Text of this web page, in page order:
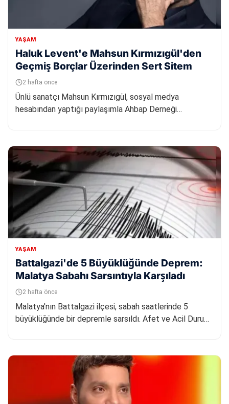
YAŞAM
Haluk Levent'e Mahsun Kırmızıgül'den
Geçmiş Borçlar Üzerinden Sert Sitem
2 hafta önce
Ünlü sanatçı Mahsun Kırmızıgül, sosyal medya
hesabından yaptığı paylaşımla Ahbap Derneği
YAŞAM
Battalgazi'de 5 Büyüklüğünde Deprem:
Malatya Sabahı Sarsıntıyla Karşıladı
2 hafta önce
Malatya'nın Battalgazi ilçesi, sabah saatlerinde 5
büyüklüğünde bir depremle sarsıldı. Afet ve Acil Durum